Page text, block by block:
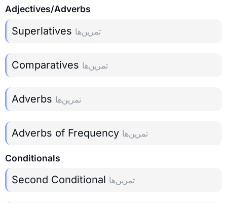
Adjectives/Adverbs
Superlatives تمرین‌ها
Comparatives تمرین‌ها
Adverbs تمرین‌ها
Adverbs of Frequency تمرین‌ها
Conditionals
Second Conditional تمرین‌ها